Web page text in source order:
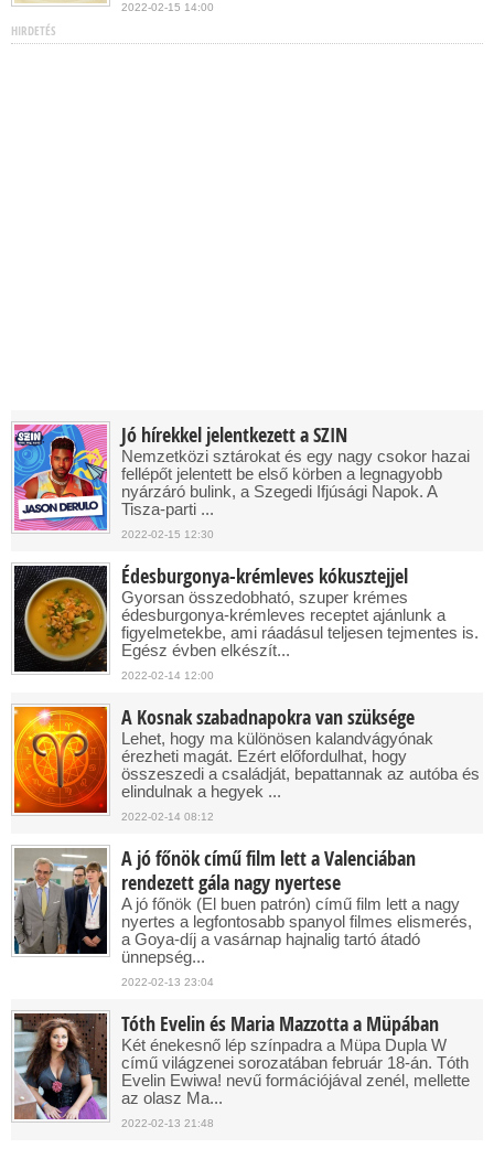
2022-02-15 14:00
HIRDETÉS
Jó hírekkel jelentkezett a SZIN
Nemzetközi sztárokat és egy nagy csokor hazai
fellépőt jelentett be első körben a legnagyobb
nyárzáró bulink, a Szegedi Ifjúsági Napok. A
Tisza-parti ...
2022-02-15 12:30
Édesburgonya-krémleves kókusztejjel
Gyorsan összedobható, szuper krémes
édesburgonya-krémleves receptet ajánlunk a
figyelmetekbe, ami ráadásul teljesen tejmentes is.
Egész évben elkészít...
2022-02-14 12:00
A Kosnak szabadnapokra van szüksége
Lehet, hogy ma különösen kalandvágyónak
érezheti magát. Ezért előfordulhat, hogy
összeszedi a családját, bepattannak az autóba és
elindulnak a hegyek ...
2022-02-14 08:12
A jó főnök című film lett a Valenciában
rendezett gála nagy nyertese
A jó főnök (El buen patrón) című film lett a nagy
nyertes a legfontosabb spanyol filmes elismerés,
a Goya-díj a vasárnap hajnalig tartó átadó
ünnepség...
2022-02-13 23:04
Tóth Evelin és Maria Mazzotta a Müpában
Két énekesnő lép színpadra a Müpa Dupla W
című világzenei sorozatában február 18-án. Tóth
Evelin Ewiwa! nevű formációjával zenél, mellette
az olasz Ma...
2022-02-13 21:48